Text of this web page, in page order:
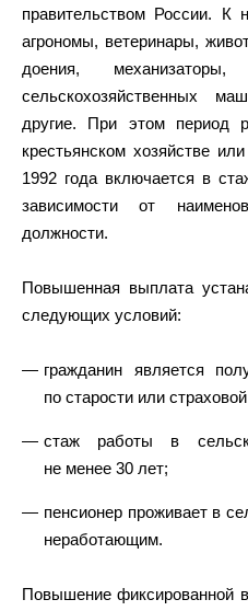
правительством России. К
агрономы, ветеринары,
доения,
сельскохозяйственных
другие. При этом период
крестьянском хозяйстве
1992 года включается в
зависимости от
должности.
Повышенная выплата
следующих условий:
гражданин является
по старости или
стаж работы в
не менее 30 лет;
пенсионер проживает в
неработающим.
Повышение фиксированной